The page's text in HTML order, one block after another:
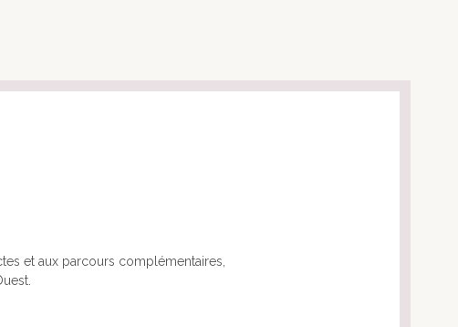
et aux parcours complémentaires,